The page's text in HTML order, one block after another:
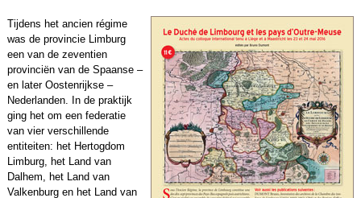
Tijdens het ancien régime
was de provincie Limburg
een van de zeventien
provinciën van de Spaanse –
en later Oostenrijkse –
Nederlanden. In de praktijk
ging het om een federatie
van vier verschillende
entiteiten: het Hertogdom
Limburg, het Land van
Dalhem, het Land van
Valkenburg en het Land van